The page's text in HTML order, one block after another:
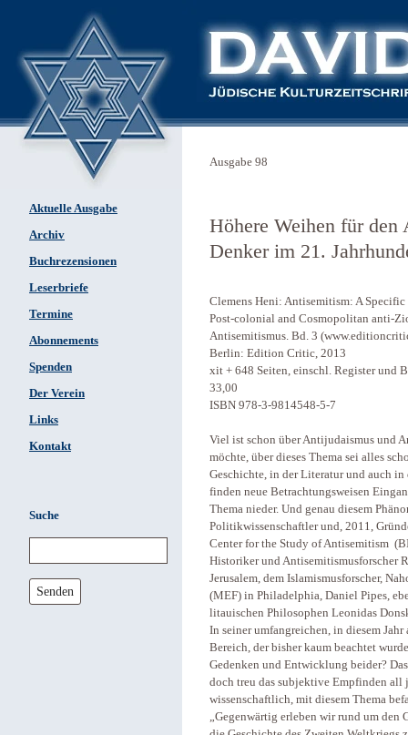
Aktuelle Ausgabe
Archiv
Buchrezensionen
Leserbriefe
Termine
Abonnements
Spenden
Der Verein
Links
Kontakt
Suche
Senden
Ausgabe 98
Höhere Weihen für den
Denker im 21.
Clemens Heni: Antisemitism: A
Post-colonial and Cosmopolitan anti-
Antisemitismus. Bd. 3
Berlin: Edition Critic, 2013
xit + 648 Seiten, einschl. Register und
33,00
ISBN 978-3-9814548-5-7
Viel ist schon über Antijudaismus und
möchte, über dieses Thema sei alles
Geschichte, in der Literatur und auch
finden neue Betrachtungsweisen
Thema nieder. Und genau diesem
Politikwissenschaftler und, 2011,
Center for the Study of Antisemitism
Historiker und Antisemitismusforscher
Jerusalem, dem Islamismusforscher,
(MEF) in Philadelphia, Daniel Pipes,
litauischen Philosophen Leonidas
In seiner umfangreichen, in diesem
Bereich, der bisher kaum beachtet
Gedenken und Entwicklung beider?
doch treu das subjektive Empfinden all
wissenschaftlich, mit diesem Thema
„Gegenwärtig erleben wir rund um den